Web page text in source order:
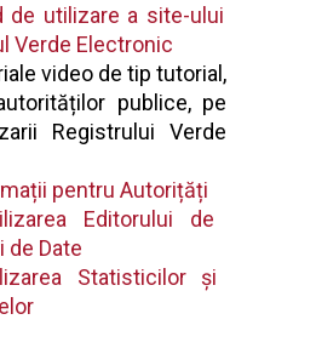
de utilizare a site-ului
Verde Electronic
video de tip tutorial,
publice, pe
Registrului Verde
pentru Autorițăți
Editorului de
de Date
Statisticilor și